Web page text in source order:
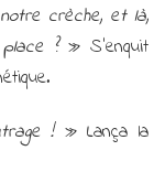
crèche, et là,
?» S’enquit
!» Lança la